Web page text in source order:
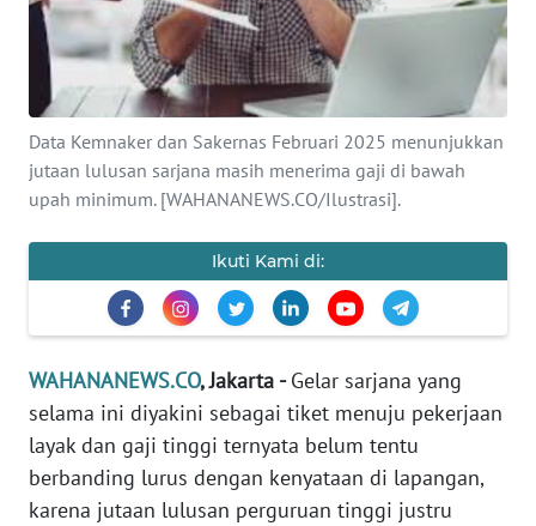
Data Kemnaker dan Sakernas Februari 2025 menunjukkan
jutaan lulusan sarjana masih menerima gaji di bawah
upah minimum. [WAHANANEWS.CO/Ilustrasi].
Ikuti Kami di:
WAHANANEWS.CO, Jakarta -Gelar sarjana yang
selama ini diyakini sebagai tiket menuju pekerjaan
layak dan gaji tinggi ternyata belum tentu
berbanding lurus dengan kenyataan di lapangan,
karena jutaan lulusan perguruan tinggi justru
INTERNASIONAL
SERBA-SERBI
PENDIDIKAN
OLAHRAGA
OPINI
Informasi
INDEKS
BERITA